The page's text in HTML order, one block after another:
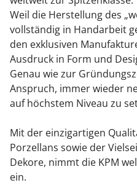
Weil die Herstellung des
vollständig in Handarbeit
den exklusiven
Ausdruck in Form und
Genau wie zur
Anspruch, immer wieder
auf höchstem Niveau zu
Mit der einzigartigen
Porzellans sowie der
Dekore, nimmt die KPM
ein.